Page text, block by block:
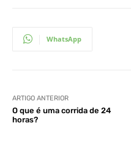
WhatsApp
ARTIGO ANTERIOR
O que é uma corrida de 24
horas?